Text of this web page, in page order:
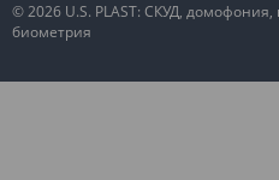
© 2026 U.S. PLAST: СКУД,
биометрия